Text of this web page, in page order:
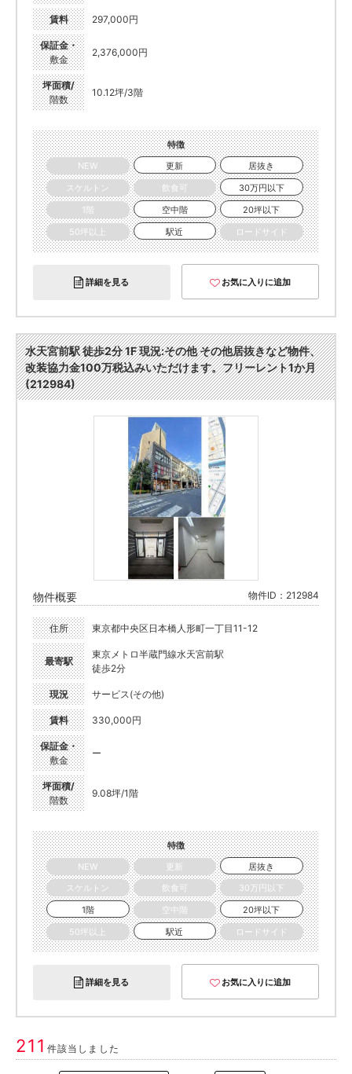
賃料 297,000円
保証金・
敷金
2,376,000円
坪面積/
階数
10.12坪/3階
特徴
NEW
更新
居抜き
スケルトン
飲食可
30万円以下
1階
空中階
20坪以下
50坪以上
駅近 ロードサイド
詳細を見る お気に入りに追加
水天宮前駅 徒歩2分 1F 現況:その他 その他居抜きなど物件、
改装協力金100万税込みいただけます。フリーレント1か月
(212984)
物件概要 物件ID：212984
住所 東京都中央区日本橋人形町一丁目11-12
最寄駅
東京メトロ半蔵門線水天宮前駅
徒歩2分
現況 サービス(その他)
賃料 330,000円
保証金・
敷金
ー
坪面積/
階数
9.08坪/1階
特徴
NEW
更新
居抜き
スケルトン
飲食可
30万円以下
1階
空中階
20坪以下
50坪以上
駅近 ロードサイド
詳細を見る お気に入りに追加
211 件該当しました